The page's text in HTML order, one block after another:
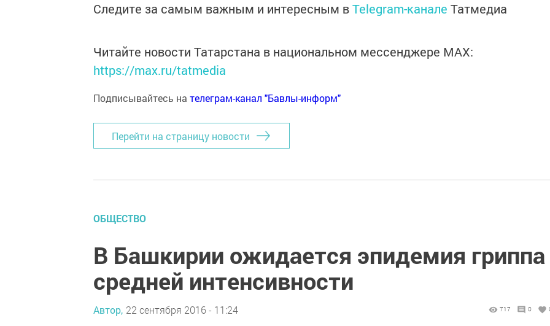
Следите за самым важным и интересным вTelegram-канале Татмедиа
Читайте новости Татарстана в национальном мессенджере MАХ:
https://max.ru/tatmedia
Подписывайтесь на телеграм-канал "Бавлы-информ"
Перейти на страницу новости
ОБЩЕСТВО
В Башкирии ожидается эпидемия гриппа
средней интенсивности
Автор, 22 сентября 2016 - 11:24 717 0